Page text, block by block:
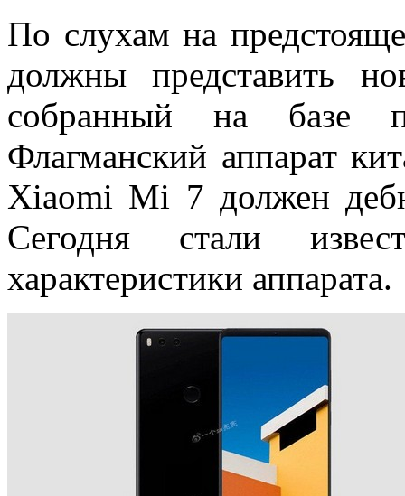
По слухам на
должны представить
собранный на базе
Флагманский аппарат
Xiaomi Mi 7 должен
Сегодня стали
характеристики аппарата.